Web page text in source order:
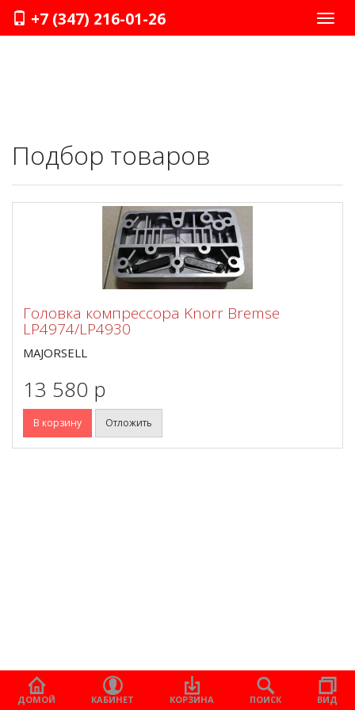
+7 (347) 216-01-26
Подбор товаров
Головка компрессора Knorr Bremse
LP4974/LP4930
MAJORSELL
13 580 p
В корзину Отложить
ДОМОЙ КАБИНЕТ КОРЗИНА ПОИСК ВИД